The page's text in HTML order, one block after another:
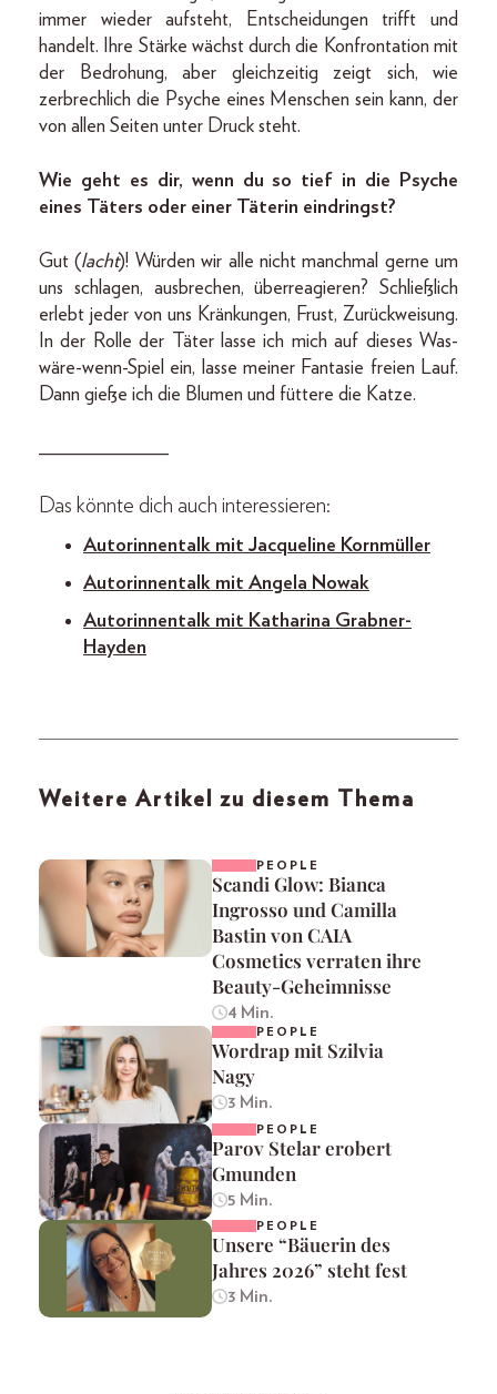
immer wieder aufsteht, Entscheidungen trifft und
handelt. Ihre Stärke wächst durch die Konfrontation mit
der Bedrohung, aber gleichzeitig zeigt sich, wie
zerbrechlich die Psyche eines Menschen sein kann, der
von allen Seiten unter Druck steht.
Wie geht es dir, wenn du so tief in die Psyche
eines Täters oder einer Täterin eindringst?
Gut (lacht)! Würden wir alle nicht manchmal gerne um
uns schlagen, ausbrechen, überreagieren? Schließlich
erlebt jeder von uns Kränkungen, Frust, Zurückweisung.
In der Rolle der Täter lasse ich mich auf dieses Was-
wäre-wenn-Spiel ein, lasse meiner Fantasie freien Lauf.
Dann gieße ich die Blumen und füttere die Katze.
_____________
Das könnte dich auch interessieren:
Autorinnentalk mit Jacqueline Kornmüller
Autorinnentalk mit Angela Nowak
Autorinnentalk mit Katharina Grabner-
Hayden
Weitere Artikel zu diesem Thema
PEOPLE
Scandi Glow: Bianca
Ingrosso und Camilla
Bastin von CAIA
Cosmetics verraten ihre
Beauty-Geheimnisse
4 Min.
PEOPLE
Wordrap mit Szilvia
Nagy
3 Min.
PEOPLE
Parov Stelar erobert
Gmunden
5 Min.
PEOPLE
Unsere “Bäuerin des
Jahres 2026” steht fest
3 Min.